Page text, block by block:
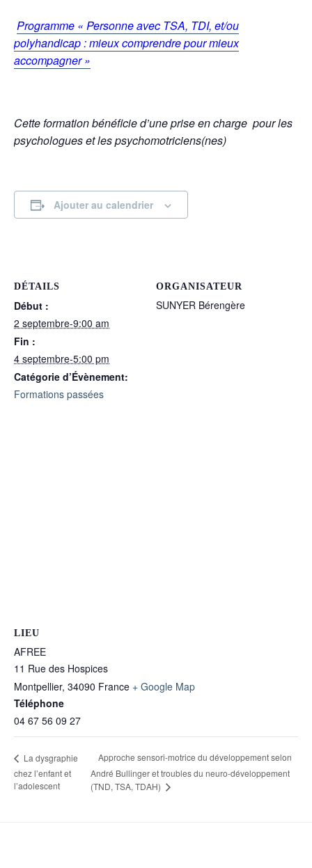
Programme « Personne avec TSA, TDI, et/ou
polyhandicap : mieux comprendre pour mieux
accompagner »
Cette formation bénéficie d’une prise en charge pour les
psychologues et les psychomotriciens(nes)
Ajouter au calendrier
DÉTAILS
Début :
2 septembre-9:00 am
Fin :
4 septembre-5:00 pm
Catégorie d’Évènement:
Formations passées
ORGANISATEUR
SUNYER Bérengère
LIEU
AFREE
11 Rue des Hospices
Montpellier, 34090 France + Google Map
Téléphone
04 67 56 09 27
La dysgraphie
chez l’enfant et
l’adolescent
Approche sensori-motrice du développement selon
André Bullinger et troubles du neuro-développement
(TND, TSA, TDAH)